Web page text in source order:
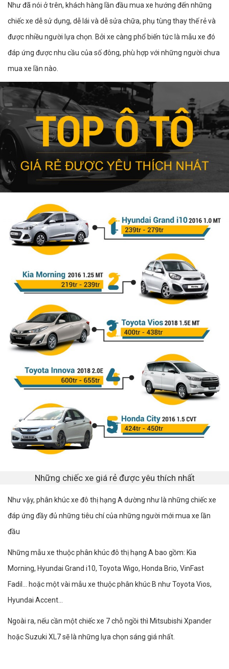
Như đã nói ở trên, khách hàng lần đầu mua xe hướng đến những
chiếc xe dễ sử dụng, dễ lái và dễ sửa chữa, phụ tùng thay thế rẻ và
được nhiều người lựa chọn. Bởi xe càng phổ biến tức là mẫu xe đó
đáp ứng được nhu cầu của số đông, phù hợp với những người chưa
mua xe lần nào.
Những chiếc xe giá rẻ được yêu thích nhất
Như vậy, phân khúc xe đô thị hạng A dường như là những chiếc xe
đáp ứng đầy đủ những tiêu chí của những người mới mua xe lần
đầu
Những mẫu xe thuộc phân khúc đô thị hạng A bao gồm: Kia
Morning, Hyundai Grand i10, Toyota Wigo, Honda Brio, VinFast
Fadil... hoặc một vài mẫu xe thuộc phân khúc B như Toyota Vios,
Hyundai Accent...
Ngoài ra, nếu cần một chiếc xe 7 chỗ ngồi thì Mitsubishi Xpander
hoặc Suzuki XL7 sẽ là những lựa chọn sáng giá nhất.